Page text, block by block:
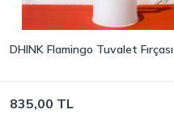
DHINK Flamingo Tuvalet Fırçası
835,00 TL